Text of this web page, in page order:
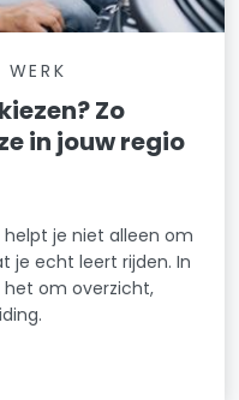
Zo
in jouw regio
helpt je niet alleen om
je echt leert rijden. In
om overzicht,